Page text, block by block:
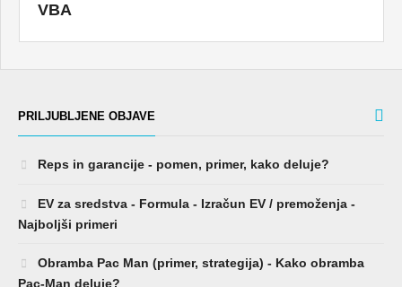
VBA
PRILJUBLJENE OBJAVE
Reps in garancije - pomen, primer, kako deluje?
EV za sredstva - Formula - Izračun EV / premoženja -
Najboljši primeri
Obramba Pac Man (primer, strategija) - Kako obramba
Pac-Man deluje?